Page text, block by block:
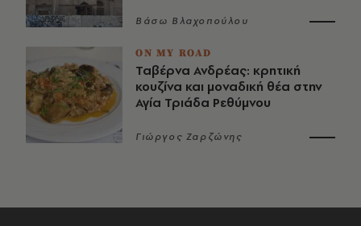
Βάσω Βλαχοπούλου
ON MY ROAD
Ταβέρνα Ανδρέας: κρητική
κουζίνα και μοναδική θέα στην
Αγία Τριάδα Ρεθύμνου
Γιώργος Ζαρζώνης